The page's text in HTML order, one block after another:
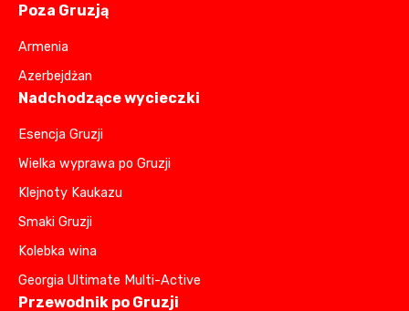
Poza Gruzją
Armenia
Azerbejdżan
Nadchodzące wycieczki
Esencja Gruzji
Wielka wyprawa po Gruzji
Klejnoty Kaukazu
Smaki Gruzji
Kolebka wina
Georgia Ultimate Multi-Active
Przewodnik po Gruzji